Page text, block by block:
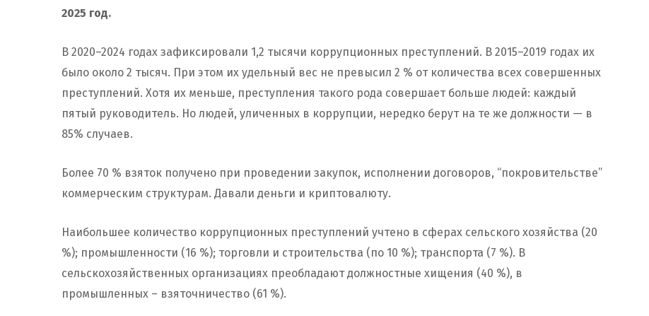
2025 год.
В 2020–2024 годах зафиксировали 1,2 тысячи коррупционных преступлений. В 2015–2019 годах их
было около 2 тысяч. При этом их удельный вес не превысил 2 % от количества всех совершенных
преступлений. Хотя их меньше, преступления такого рода совершает больше людей: каждый
пятый руководитель. Но людей, уличенных в коррупции, нередко берут на те же должности — в
85% случаев.
Более 70 % взяток получено при проведении закупок, исполнении договоров, “покровительстве”
коммерческим структурам. Давали деньги и криптовалюту.
Наибольшее количество коррупционных преступлений учтено в сферах сельского хозяйства (20
%); промышленности (16 %); торговли и строительства (по 10 %); транспорта (7 %). В
сельскохозяйственных организациях преобладают должностные хищения (40 %), в
промышленных – взяточничество (61 %).